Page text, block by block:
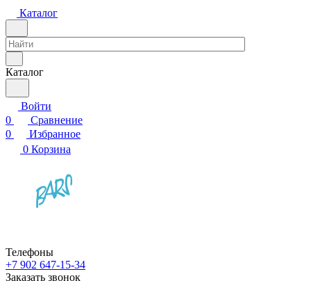
Каталог
Каталог
Войти
0
Сравнение
0
Избранное
0 Корзина
Телефоны
+7 902 647-15-34
Заказать звонок